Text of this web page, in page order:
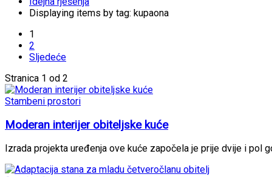
Displaying items by tag: kupaona
1
2
Sljedeće
Stranica 1 od 2
Stambeni prostori
Moderan interijer obiteljske kuće
Izrada projekta uređenja ove kuće započela je prije dvije i pol